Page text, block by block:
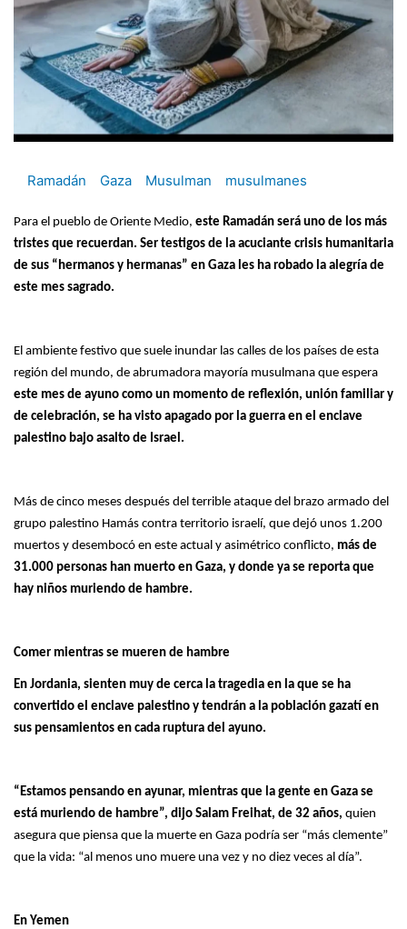
Ramadán Gaza Musulman musulmanes
Para el pueblo de Oriente Medio, este Ramadán será uno de los más
tristes que recuerdan. Ser testigos de la acuciante crisis humanitaria
de sus “hermanos y hermanas” en Gaza les ha robado la alegría de
este mes sagrado.
El ambiente festivo que suele inundar las calles de los países de esta
región del mundo, de abrumadora mayoría musulmana que espera
este mes de ayuno como un momento de reflexión, unión familiar y
de celebración, se ha visto apagado por la guerra en el enclave
palestino bajo asalto de Israel.
Más de cinco meses después del terrible ataque del brazo armado del
grupo palestino Hamás contra territorio israelí, que dejó unos 1.200
muertos y desembocó en este actual y asimétrico conflicto, más de
31.000 personas han muerto en Gaza, y donde ya se reporta que
hay niños muriendo de hambre.
Comer mientras se mueren de hambre
En Jordania, sienten muy de cerca la tragedia en la que se ha
convertido el enclave palestino y tendrán a la población gazatí en
sus pensamientos en cada ruptura del ayuno.
“Estamos pensando en ayunar, mientras que la gente en Gaza se
está muriendo de hambre”, dijo Salam Freihat, de 32 años, quien
asegura que piensa que la muerte en Gaza podría ser “más clemente”
que la vida: “al menos uno muere una vez y no diez veces al día”.
En Yemen